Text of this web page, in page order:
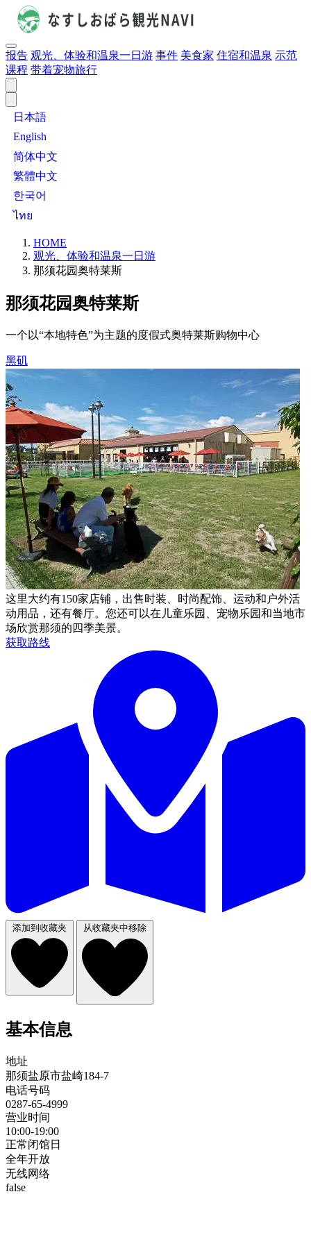
报告 观光、体验和温泉一日游 事件 美食家 住宿和温泉 示范
课程 带着宠物旅行
日本語
English
简体中文
繁體中文
한국어
ไทย
HOME
观光、体验和温泉一日游
那须花园奥特莱斯
那须花园奥特莱斯
一个以“本地特色”为主题的度假式奥特莱斯购物中心
黑矶
这里大约有150家店铺，出售时装、时尚配饰、运动和户外活
动用品，还有餐厅。您还可以在儿童乐园、宠物乐园和当地市
场欣赏那须的四季美景。
获取路线
添加到收藏夹 从收藏夹中移除
基本信息
地址
那须盐原市盐崎184-7
电话号码
0287-65-4999
营业时间
10:00-19:00
正常闭馆日
全年开放
无线网络
false